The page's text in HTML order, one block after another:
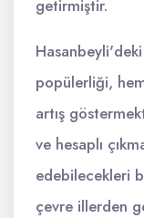
getirmiştir.
popülerliği,
artış
ve hesaplı
edebilecekleri
çevre illerden